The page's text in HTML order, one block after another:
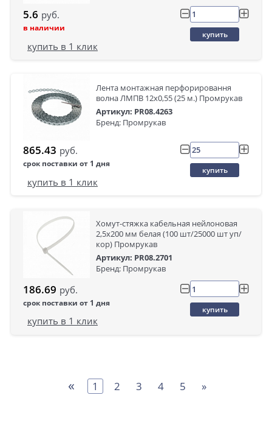
5.6 руб.
в наличии
купить
купить в 1 клик
Лента монтажная перфорировання
волна ЛМПВ 12х0,55 (25 м.) Промрукав
Артикул: PR08.4263
Бренд: Промрукав
865.43 руб.
срок поставки от 1 дня
купить
купить в 1 клик
Хомут-стяжка кабельная нейлоновая
2,5х200 мм белая (100 шт/25000 шт уп/
кор) Промрукав
Артикул: PR08.2701
Бренд: Промрукав
186.69 руб.
срок поставки от 1 дня
купить
купить в 1 клик
« 1 2 3 4 5 »